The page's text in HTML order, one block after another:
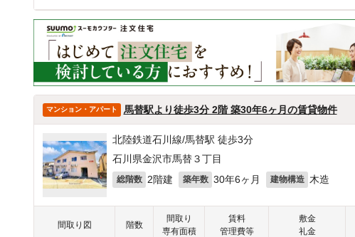
ほかの部屋は見つかりませんでした
マンション・アパート 馬替駅より徒歩3分 2階 築30年6ヶ月の賃貸物件
北陸鉄道石川線/馬替駅 徒歩3分
石川県金沢市馬替３丁目
総階数 2階建 築年数 30年6ヶ月 建物構造 木造
間取り図 階数
間取り
専有面積
賃料
管理費等
敷金
礼金